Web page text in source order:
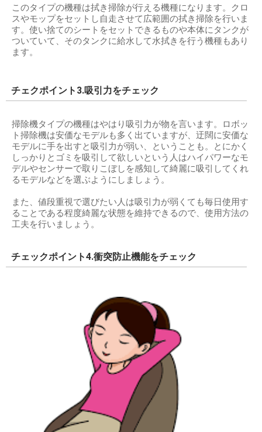
このタイプの機種は拭き掃除が行える機種になります。クロ
スやモップをセットし自走させて広範囲の拭き掃除を行いま
す。使い捨てのシートをセットできるものや本体にタンクが
ついていて、そのタンクに給水して水拭きを行う機種もあり
ます。
チェクポイント3.吸引力をチェック
掃除機タイプの機種はやはり吸引力が物を言います。ロボッ
ト掃除機は安価なモデルも多く出ていますが、迂闊に安価な
モデルに手を出すと吸引力が弱い、ということも。とにかく
しっかりとゴミを吸引して欲しいという人はハイパワーなモ
デルやセンサーで取りこぼしを感知して綺麗に吸引してくれ
るモデルなどを選ぶようにしましょう。
また、値段重視で選びたい人は吸引力が弱くても毎日使用す
ることである程度綺麗な状態を維持できるので、使用方法の
工夫を行いましょう。
チェックポイント4.衝突防止機能をチェック